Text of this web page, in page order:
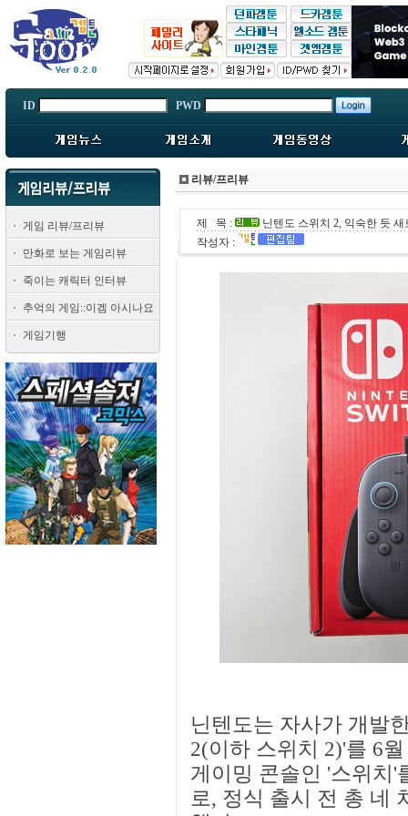
ID PWD
게임 리뷰/프리뷰
만화로 보는 게임리뷰
죽이는 캐릭터 인터뷰
추억의 게임::이겜 아시나요
게임기행
리뷰/프리뷰
제 목 :
닌텐도 스위치 2, 익숙한 듯 새
작성자 :
닌텐도는 자사가 개발
2(이하 스위치 2)'를 6
게이밍 콘솔인 '스위치'
로, 정식 출시 전 총 네